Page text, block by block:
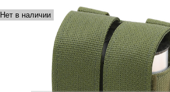
Нет в наличии